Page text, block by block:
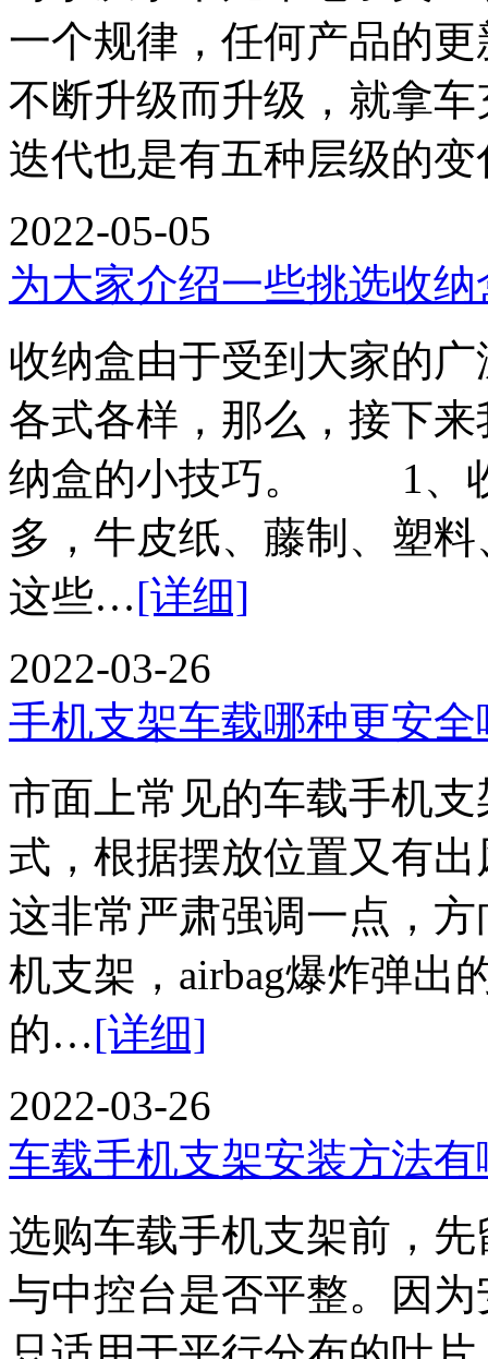
一个规律，任何产品的
不断升级而升级，就拿
迭代也是有五种层级的
2022-05-05
为大家介绍一些挑选收
收纳盒由于受到大家的
各式各样，那么，接下
纳盒的小技巧。 1、收
多，牛皮纸、藤制、塑
这些…[详细]
2022-03-26
手机支架车载哪种更安全
市面上常见的车载手机
式，根据摆放位置又有
这非常严肃强调一点，
机支架，airbag爆炸弹出
的…[详细]
2022-03-26
车载手机支架安装方法
选购车载手机支架前，
与中控台是否平整。因